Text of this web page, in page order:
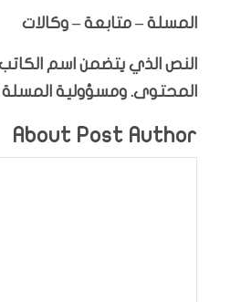
المسلة – متابعة – وكالات
النص الذي يتضمن اسم
المحتوى. ومسؤولية المسلة
About Post Author